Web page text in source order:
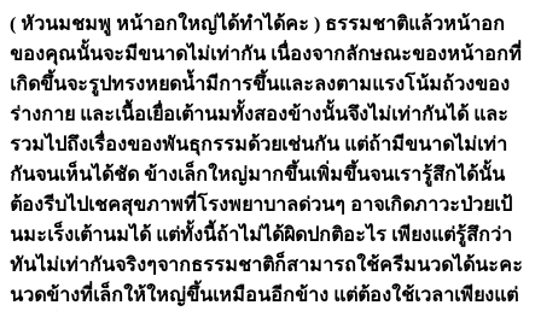
( หัวนมชมพู หน้าอกใหญ่ได้ทำได้คะ ) ธรรมชาติแล้วหน้าอก
ของคุณนั้นจะมีขนาดไม่เท่ากัน เนื่องจากลักษณะของหน้าอกที่
เกิดขึ้นจะรูปทรงหยดน้ำมีการขึ้นและลงตามแรงโน้มถ้วงของ
ร่างกาย และเนื้อเยื่อเต้านมทั้งสองข้างนั้นจึงไม่เท่ากันได้ และ
รวมไปถึงเรื่องของพันธุกรรมด้วยเช่นกัน แต่ถ้ามีขนาดไม่เท่า
กันจนเห็นได้ชัด ข้างเล็กใหญ่มากขึ้นเพิ่มขึ้นจนเรารู้สึกได้นั้น
ต้องรีบไปเชคสุขภาพที่โรงพยาบาลด่วนๆ อาจเกิดภาวะป่วยเป้
นมะเร็งเต้านมได้ แต่ทั้งนี้ถ้าไม่ได้ผิดปกติอะไร เพียงแต่รู้สึกว่า
ทันไม่เท่ากันจริงๆจากธรรมชาติก็สามารถใช้ครีมนวดได้นะคะ
นวดข้างที่เล็กให้ใหญ่ขึ้นเหมือนอีกข้าง แต่ต้องใช้เวลาเพียงแต่